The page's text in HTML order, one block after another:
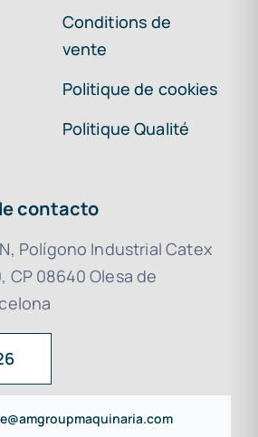
Conditions de
vente
Politique de cookies
Politique Qualité
contacto
Polígono Industrial Catex
CP 08640 Olesa de